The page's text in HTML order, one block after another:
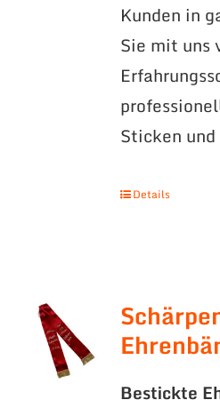
Kunden in
Sie mit uns
Sticken
Details
Bestickte